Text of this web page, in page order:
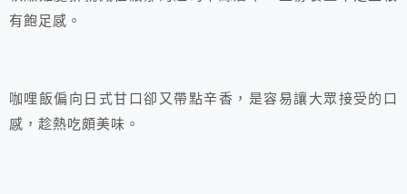
有飽足感。
咖哩飯偏向日式甘口卻又帶點辛香，是容易讓大眾接受的口
感，趁熱吃頗美味。